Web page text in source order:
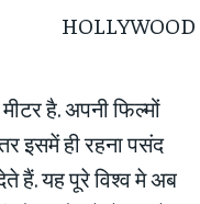
है. अपनी‍ फिल्‍मों
इसमें ही रहना पसंद
हैं. यह पूरे विश्व मे अब